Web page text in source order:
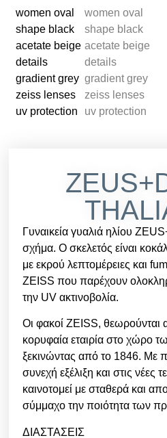
Γυναικεία γυαλιά ηλίου
σχήμα. Ο σκελετός είναι
με εκρού λεπτομέρειες και
ZEISS που παρέχουν
την UV ακτινοβολία.
Οι φακοί ZEISS, θεωρούνται
κορυφαία εταιρία στο χώρο
ξεκινώντας από το 1846. Με
συνεχή εξέλιξη και στις νέες
καινοτομεί με σταθερά και
σύμμαχο την ποιότητα των
ΔΙΑΣΤΑΣΕΙΣ